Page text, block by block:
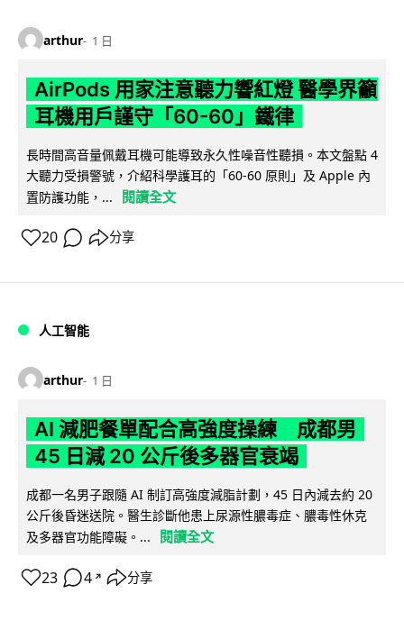
arthur 1 日
AirPods 用家注意聽力響紅燈 醫學界籲
耳機用戶謹守「60-60」鐵律
長時間高音量佩戴耳機可能導致永久性噪音性聽損。本文盤點 4
大聽力受損警號，介紹科學護耳的「60-60 原則」及 Apple 內
置防護功能，...
閱讀全文
20 分享
人工智能
arthur 1 日
AI 減肥餐單配合高強度操練 成都男
45 日減 20 公斤後多器官衰竭
成都一名男子跟隨 AI 制訂高強度減脂計劃，45 日內減去約 20
公斤後昏迷送院。醫生診斷他患上尿源性膿毒症、膿毒性休克
及多器官功能障礙。...
閱讀全文
23 4 ↗ 分享